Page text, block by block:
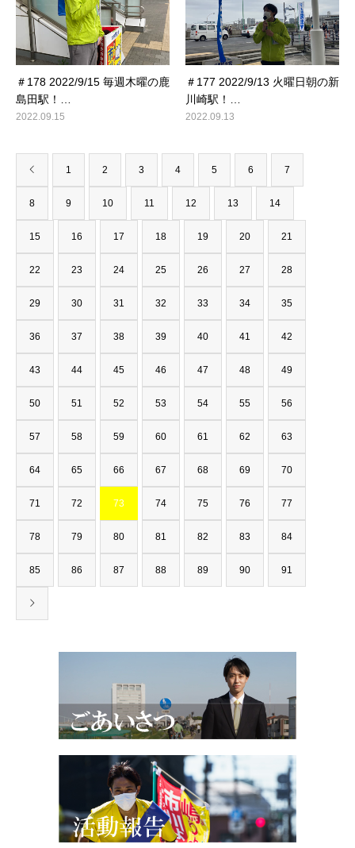
＃178 2022/9/15 毎週木曜の鹿
島田駅！…
2022.09.15
＃177 2022/9/13 火曜日朝の新
川崎駅！…
2022.09.13
1 2 3 4 5 6 7
8 9 10 11 12 13 14
15 16 17 18 19 20 21
22 23 24 25 26 27 28
29 30 31 32 33 34 35
36 37 38 39 40 41 42
43 44 45 46 47 48 49
50 51 52 53 54 55 56
57 58 59 60 61 62 63
64 65 66 67 68 69 70
71 72 73 74 75 76 77
78 79 80 81 82 83 84
85 86 87 88 89 90 91